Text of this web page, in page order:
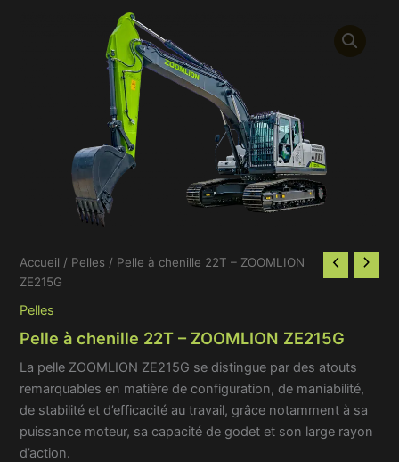
Accueil / Pelles / Pelle à chenille 22T – ZOOMLION
ZE215G
Pelles
Pelle à chenille 22T – ZOOMLION ZE215G
La pelle ZOOMLION ZE215G se distingue par des atouts
remarquables en matière de configuration, de maniabilité,
de stabilité et d’efficacité au travail, grâce notamment à sa
puissance moteur, sa capacité de godet et son large rayon
d’action.